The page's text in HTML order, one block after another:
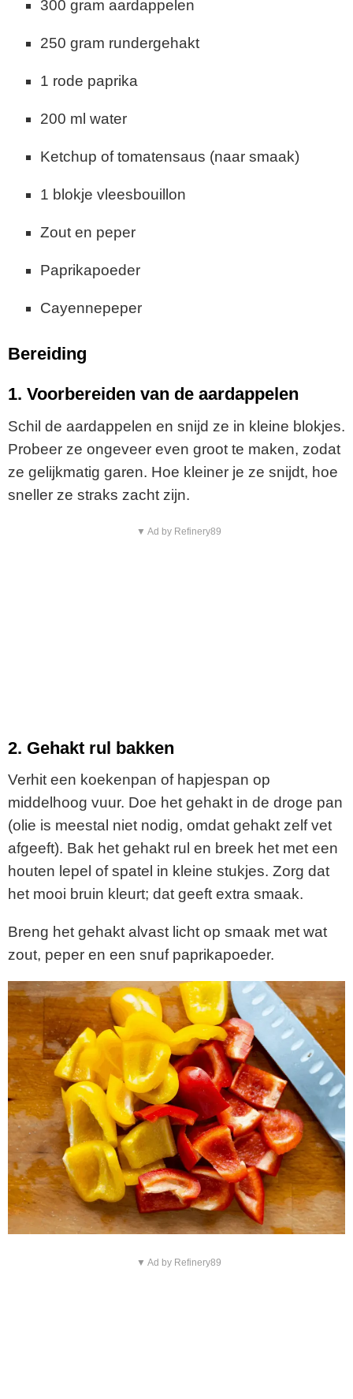
300 gram aardappelen
250 gram rundergehakt
1 rode paprika
200 ml water
Ketchup of tomatensaus (naar smaak)
1 blokje vleesbouillon
Zout en peper
Paprikapoeder
Cayennepeper
Bereiding
1. Voorbereiden van de aardappelen
Schil de aardappelen en snijd ze in kleine blokjes.
Probeer ze ongeveer even groot te maken, zodat
ze gelijkmatig garen. Hoe kleiner je ze snijdt, hoe
sneller ze straks zacht zijn.
▼ Ad by Refinery89
2. Gehakt rul bakken
Verhit een koekenpan of hapjespan op
middelhoog vuur. Doe het gehakt in de droge pan
(olie is meestal niet nodig, omdat gehakt zelf vet
afgeeft). Bak het gehakt rul en breek het met een
houten lepel of spatel in kleine stukjes. Zorg dat
het mooi bruin kleurt; dat geeft extra smaak.
Breng het gehakt alvast licht op smaak met wat
zout, peper en een snuf paprikapoeder.
▼ Ad by Refinery89